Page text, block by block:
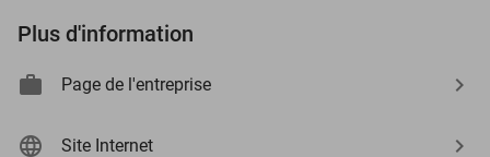
Plus d'information
Page de l'entreprise
Site Internet